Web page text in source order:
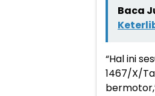
Baca
“Hal ini
1467/X/